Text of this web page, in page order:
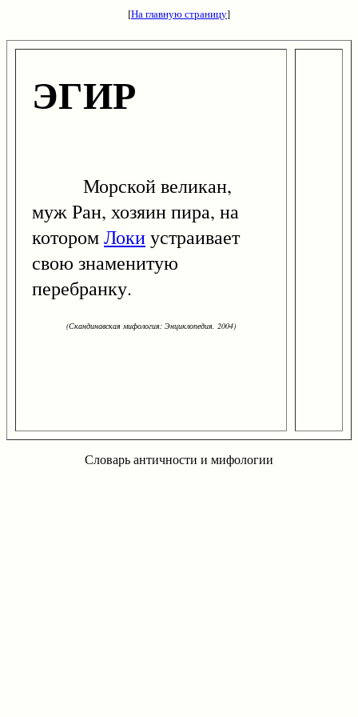
[На главную страницу]
ЭГИР
Морской великан,
муж Ран, хозяин пира, на
которомЛокиустраивает
свою знаменитую
перебранку.
(Скандинавская мифология: Энциклопедия. 2004)
Словарь античности и мифологии